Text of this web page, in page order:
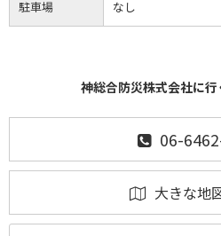
駐車場 なし
神総合防災株式会社に行
06-
大きな地